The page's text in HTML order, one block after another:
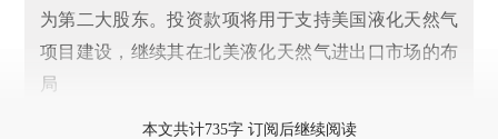
为第二大股东。投资款项将用于支持美国液化天然气
项目建设，继续其在北美液化天然气进出口市场的布
局
本文共计735字 订阅后继续阅读